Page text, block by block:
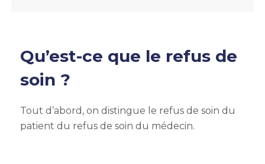
Qu’est-ce que le refus de
soin ?
Tout d’abord, on distingue le refus de soin du
patient du refus de soin du médecin.